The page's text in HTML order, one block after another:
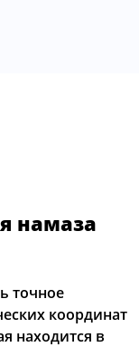
намаза
точное
координат
находится в